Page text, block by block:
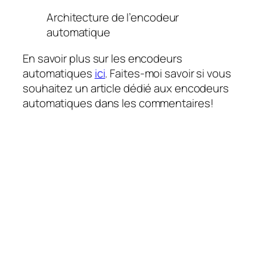
Architecture de l’encodeur
automatique
En savoir plus sur les encodeurs
automatiques ici. Faites-moi savoir si vous
souhaitez un article dédié aux encodeurs
automatiques dans les commentaires!